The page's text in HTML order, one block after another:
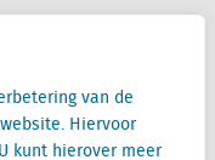
van de
Hiervoor
kunt hierover meer